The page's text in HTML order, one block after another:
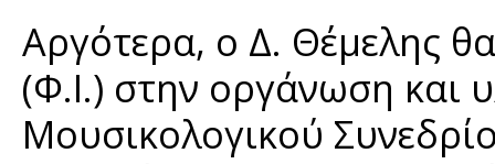
Αργότερα, ο Δ. Θέμελης
(Φ.Ι.) στην οργάνωση και
Μουσικολογικού